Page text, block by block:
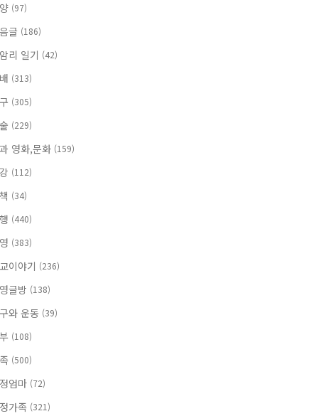
(97)
글 (186)
리 일기 (42)
(313)
(305)
(229)
영화,문화 (159)
(112)
(34)
(440)
(383)
이야기 (236)
글방 (138)
와 운동 (39)
(108)
(500)
엄마 (72)
가족 (321)